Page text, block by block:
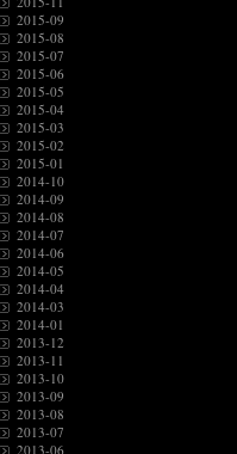
2015-09
2015-08
2015-07
2015-06
2015-05
2015-04
2015-03
2015-02
2015-01
2014-10
2014-09
2014-08
2014-07
2014-06
2014-05
2014-04
2014-03
2014-01
2013-12
2013-11
2013-10
2013-09
2013-08
2013-07
2013-06